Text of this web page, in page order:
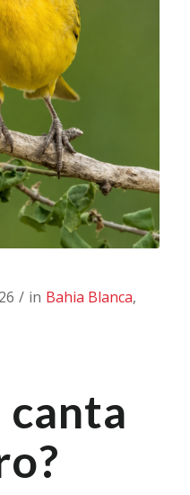
/ in Bahia Blanca,
canta